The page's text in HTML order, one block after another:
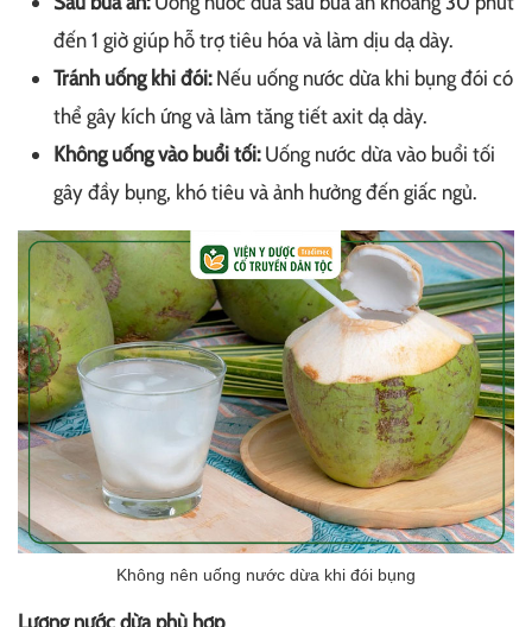
đến 1 giờ giúp hỗ trợ tiêu hóa và làm dịu dạ dày.
Tránh uống khi đói:Nếu uống nước dừa khi bụng đói có
thể gây kích ứng và làm tăng tiết axit dạ dày.
Không uống vào buổi tối:Uống nước dừa vào buổi tối
gây đầy bụng, khó tiêu và ảnh hưởng đến giấc ngủ.
Không nên uống nước dừa khi đói bụng